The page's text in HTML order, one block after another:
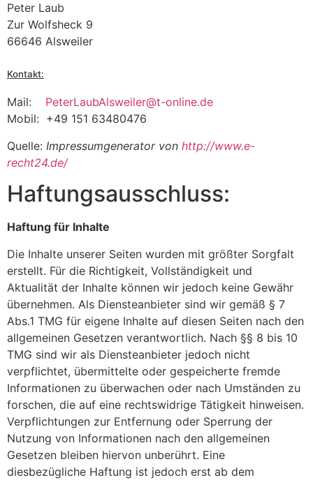
Peter Laub
Zur Wolfsheck 9
66646 Alsweiler
Kontakt:
Mail: PeterLaubAlsweiler@t-online.de
Mobil: +49 151 63480476
Quelle: Impressumgenerator von http://www.e-
recht24.de/
Haftungsausschluss:
Haftung für Inhalte
Die Inhalte unserer Seiten wurden mit größter Sorgfalt
erstellt. Für die Richtigkeit, Vollständigkeit und
Aktualität der Inhalte können wir jedoch keine Gewähr
übernehmen. Als Diensteanbieter sind wir gemäß § 7
Abs.1 TMG für eigene Inhalte auf diesen Seiten nach den
allgemeinen Gesetzen verantwortlich. Nach §§ 8 bis 10
TMG sind wir als Diensteanbieter jedoch nicht
verpflichtet, übermittelte oder gespeicherte fremde
Informationen zu überwachen oder nach Umständen zu
forschen, die auf eine rechtswidrige Tätigkeit hinweisen.
Verpflichtungen zur Entfernung oder Sperrung der
Nutzung von Informationen nach den allgemeinen
Gesetzen bleiben hiervon unberührt. Eine
diesbezügliche Haftung ist jedoch erst ab dem